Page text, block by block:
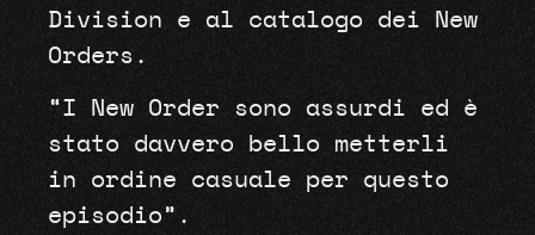
Division e al catalogo dei New
Orders.
“I New Order sono assurdi ed è
stato davvero bello metterli
in ordine casuale per questo
episodio”.